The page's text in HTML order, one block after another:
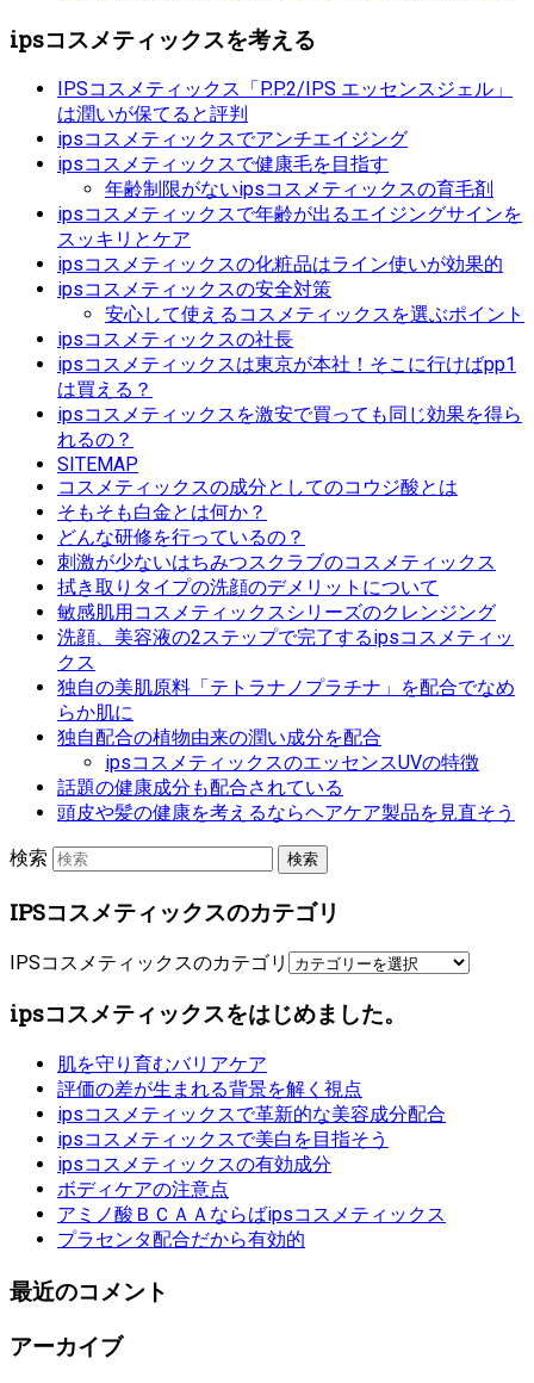
ipsコスメティックスを考える
IPSコスメティックス「P.P.2/IPS エッセンスジェル」
は潤いが保てると評判
ipsコスメティックスでアンチエイジング
ipsコスメティックスで健康毛を目指す
年齢制限がないipsコスメティックスの育毛剤
ipsコスメティックスで年齢が出るエイジングサインを
スッキリとケア
ipsコスメティックスの化粧品はライン使いが効果的
ipsコスメティックスの安全対策
安心して使えるコスメティックスを選ぶポイント
ipsコスメティックスの社長
ipsコスメティックスは東京が本社！そこに行けばpp1
は買える？
ipsコスメティックスを激安で買っても同じ効果を得ら
れるの？
SITEMAP
コスメティックスの成分としてのコウジ酸とは
そもそも白金とは何か？
どんな研修を行っているの？
刺激が少ないはちみつスクラブのコスメティックス
拭き取りタイプの洗顔のデメリットについて
敏感肌用コスメティックスシリーズのクレンジング
洗顔、美容液の2ステップで完了するipsコスメティッ
クス
独自の美肌原料「テトラナノプラチナ」を配合でなめ
らか肌に
独自配合の植物由来の潤い成分を配合
ipsコスメティックスのエッセンスUVの特徴
話題の健康成分も配合されている
頭皮や髪の健康を考えるならヘアケア製品を見直そう
検索
IPSコスメティックスのカテゴリ
IPSコスメティックスのカテゴリ
ipsコスメティックスをはじめました。
肌を守り育むバリアケア
評価の差が生まれる背景を解く視点
ipsコスメティックスで革新的な美容成分配合
ipsコスメティックスで美白を目指そう
ipsコスメティックスの有効成分
ボディケアの注意点
アミノ酸ＢＣＡＡならばipsコスメティックス
プラセンタ配合だから有効的
最近のコメント
アーカイブ